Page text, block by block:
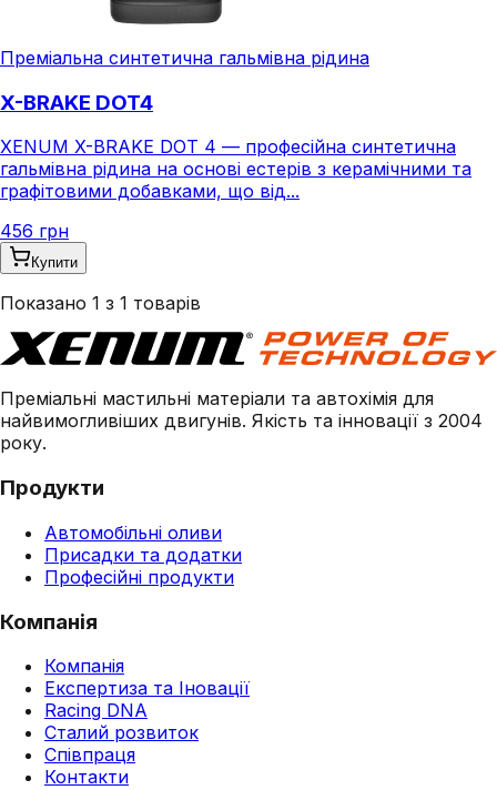
Преміальна синтетична гальмівна рідина
X-BRAKE DOT4
XENUM X-BRAKE DOT 4 — професійна синтетична
гальмівна рідина на основі естерів з керамічними та
графітовими добавками, що від...
456 грн
Купити
Показано 1 з 1 товарів
Преміальні мастильні матеріали та автохімія для
найвимогливіших двигунів. Якість та інновації з 2004
року.
Продукти
Автомобільні оливи
Присадки та додатки
Професійні продукти
Компанія
Компанія
Експертиза та Іновації
Racing DNA
Сталий розвиток
Співпраця
Контакти